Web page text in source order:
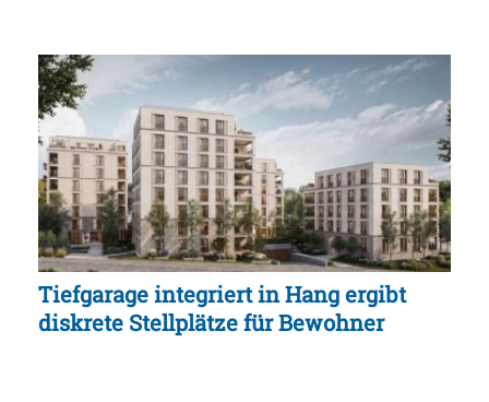
Tiefgarage integriert in Hang ergibt
diskrete Stellplätze für Bewohner